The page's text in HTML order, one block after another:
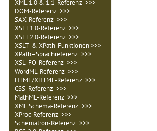
XML 1.0 & 1.1-Referenz >>>
DOM-Referenz >>>
SAX-Referenz >>>
XSLT 1.0-Referenz >>>
XSLT 2.0-Referenz >>>
XSLT- & XPath-Funktionen >>>
XPath–Sprachreferenz >>>
XSL-FO-Referenz >>>
WordML-Referenz >>>
HTML/XHTML-Referenz >>>
CSS-Referenz >>>
MathML-Referenz >>>
XML Schema-Referenz >>>
XProc-Referenz >>>
Schematron-Referenz >>>